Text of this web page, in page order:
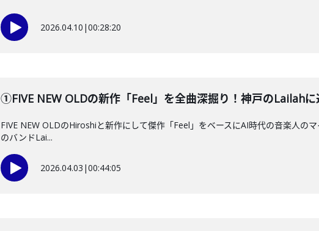
2026.04.10 |00:28:20
①FIVE NEW OLDの新作「Feel」を全曲深掘り！神戸のLailahに
FIVE NEW OLDのHiroshiと新作にして傑作「Feel」をベースにAI時代の音楽人の
のバンドLai...
2026.04.03 |00:44:05